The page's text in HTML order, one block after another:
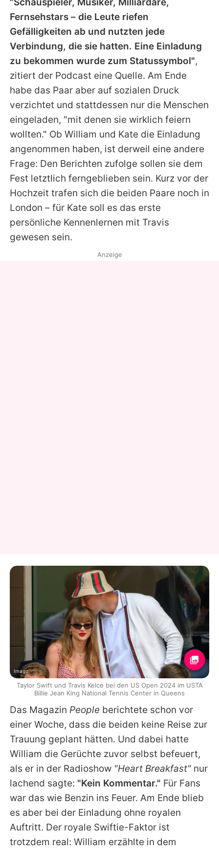
"Schauspieler, Musiker, Milliardäre,
Fernsehstars – die Leute riefen
Gefälligkeiten ab und nutzten jede
Verbindung, die sie hatten. Eine Einladung
zu bekommen wurde zum Statussymbol",
zitiert der Podcast eine Quelle. Am Ende
habe das Paar aber auf sozialen Druck
verzichtet und stattdessen nur die Menschen
eingeladen, "mit denen sie wirklich feiern
wollten." Ob William und Kate die Einladung
angenommen haben, ist derweil eine andere
Frage: Den Berichten zufolge sollen sie dem
Fest letztlich ferngeblieben sein. Kurz vor der
Hochzeit trafen sich die beiden Paare noch in
London – für Kate soll es das erste
persönliche Kennenlernen mit Travis
gewesen sein.
Das Magazin People berichtete schon vor
einer Woche, dass die beiden keine Reise zur
Trauung geplant hätten. Und dabei hatte
William die Gerüchte zuvor selbst befeuert,
als er in der Radioshow "Heart Breakfast" nur
lachend sagte: "Kein Kommentar." Für Fans
war das wie Benzin ins Feuer. Am Ende blieb
es aber bei der Einladung ohne royalen
Auftritt. Der royale Swiftie-Faktor ist
trotzdem real: William erzählte in dem
Anzeige
Imago
Taylor Swift und Travis Kelce bei den US Open 2024 im USTA
Billie Jean King National Tennis Center in Queens